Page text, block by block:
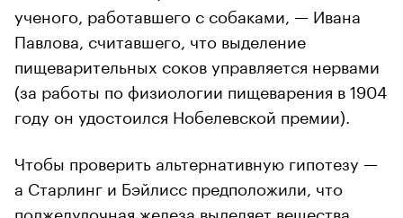
ученого, работавшего с собаками, — Ивана
Павлова, считавшего, что выделение
пищеварительных соков управляется нервами
(за работы по физиологии пищеварения в 1904
году он удостоился Нобелевской премии).
Чтобы проверить альтернативную гипотезу —
а Старлинг и Бэйлисс предположили, что
поджелудочная железа выделяет вещества